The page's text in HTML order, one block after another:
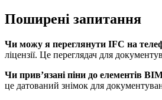
Поширені запитання
Чи можу я переглянути IFC на
ліцензії. Це переглядач для
Чи прив’язані піни до елементів
це датований знімок для